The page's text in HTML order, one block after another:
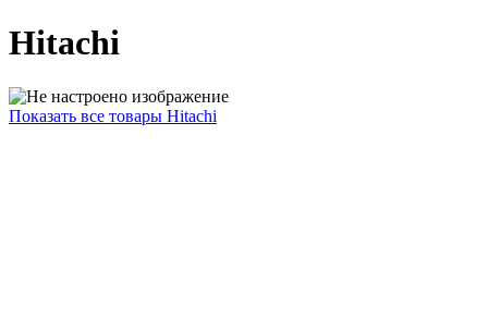
Hitachi
Показать все товары Hitachi